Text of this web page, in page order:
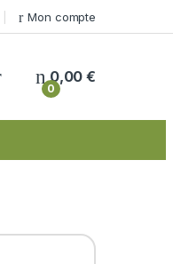
Mon compte
My Account
0
0,00€